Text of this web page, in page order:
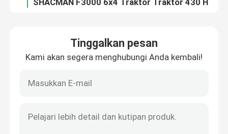
Permintaan Penawaran
Tinggalkan pesan
Kami akan segera menghubungi Anda kembali!